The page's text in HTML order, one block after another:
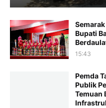
Semarak
Bupati
15:43
Pemda
Publik
Temuan